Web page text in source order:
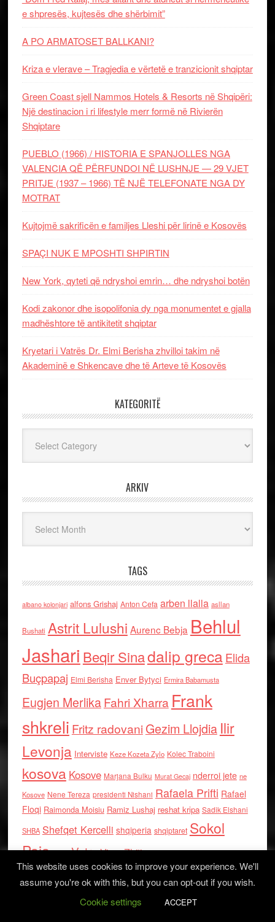
e shpresës, kujtesës dhe shërbimit”
A PO ARMATOSET BALLKANI?
Kriza e vlerave – Tragjedia e vërtetë e tranzicionit shqiptar
Green Coast sjell Nammos Hotels & Resorts në Shqipëri:
Një destinacion i ri lifestyle merr formë në Rivierën
Shqiptare
PUEBLO (1966) / HISTORIA E SPANJOLLES NGA
VALENCIA QË PËRFUNDOI NË LUSHNJE — 29 VJET
PRITJE (1937 – 1966) TË NJË TELEFONATE NGA DY
MOTRAT
Kujtojmë sakrificën e familjes Lleshi për lirinë e Kosovës
SPAÇI NUK E MPOSHTI SHPIRTIN
New York, qyteti që ndryshoi emrin… dhe ndryshoi botën
Kodi zakonor dhe isopolifonia dy nga monumentet e gjalla
madhështore të antikitetit shqiptar
Kryetari i Vatrës Dr. Elmi Berisha zhvilloi takim në
Akademinë e Shkencave dhe të Arteve të Kosovës
KATEGORITË
ARKIV
TAGS
albano kolonjari alfons Grishaj Anton Cefa arben llalla asllan
Bushati Astrit Lulushi Aurenc Bebja Behlul
Jashari Beqir Sinadalip grecaElida
Buçpapaj Elmi Berisha Enver Bytyci Ermira Babamusta
Eugjen MerlikaFahri Xharra Frank
shkreli Fritz radovaniGezim Llojdia Ilir
Levonja Interviste Keze Kozeta Zylo Kolec Traboini
kosova Kosove Marjana Bulku Murat Gecaj nderroi jete ne
Kosove Nene Tereza presidenti Nishani Rafaela Prifti Rafael
Floqi Raimonda Moisiu Ramiz Lushaj reshat kripa Sadik Elshani
SHBA Shefqet Kercelli shqiperia shqiptaret Sokol
Paja Thaci VatraVisar Zhiti
This website uses cookies to improve your experience. We'll
assume you're ok with this, but you can opt-out if you wish.
Cookie settings
ACCEPT